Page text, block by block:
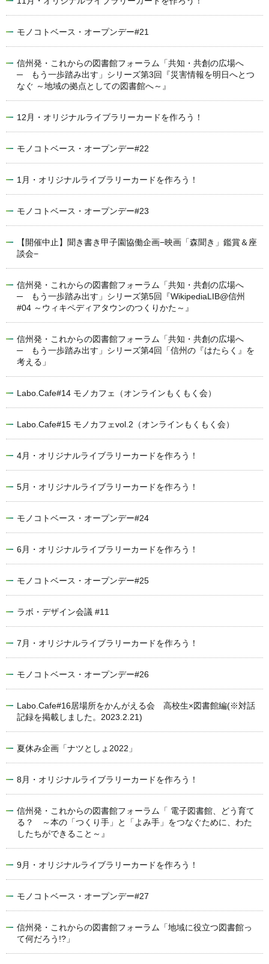
モノコトベース・オープンデー#21
信州発・これからの図書館フォーラム「共知・共創の広場へ
─ もう一歩踏み出す」シリーズ第3回『災害情報を明日へとつ
なぐ ～地域の拠点としての図書館へ～』
12月・オリジナルライブラリーカードを作ろう！
モノコトベース・オープンデー#22
1月・オリジナルライブラリーカードを作ろう！
モノコトベース・オープンデー#23
【開催中止】聞き書き甲子園協働企画−映画「森聞き」鑑賞＆座
談会−
信州発・これからの図書館フォーラム「共知・共創の広場へ
─ もう一歩踏み出す」シリーズ第5回『WikipediaLIB@信州
#04 ～ウィキペディアタウンのつくりかた～』
信州発・これからの図書館フォーラム「共知・共創の広場へ
─ もう一歩踏み出す」シリーズ第4回「信州の『はたらく』を
考える」
Labo.Cafe#14 モノカフェ（オンラインもくもく会）
Labo.Cafe#15 モノカフェvol.2（オンラインもくもく会）
4月・オリジナルライブラリーカードを作ろう！
5月・オリジナルライブラリーカードを作ろう！
モノコトベース・オープンデー#24
6月・オリジナルライブラリーカードを作ろう！
モノコトベース・オープンデー#25
ラボ・デザイン会議 #11
7月・オリジナルライブラリーカードを作ろう！
モノコトベース・オープンデー#26
Labo.Cafe#16居場所をかんがえる会 高校生×図書館編(※対話
記録を掲載しました。2023.2.21)
夏休み企画「ナツとしょ2022」
8月・オリジナルライブラリーカードを作ろう！
信州発・これからの図書館フォーラム「 電子図書館、どう育て
る？ ～本の「つくり手」と「よみ手」をつなぐために、わた
したちができること～』
9月・オリジナルライブラリーカードを作ろう！
モノコトベース・オープンデー#27
信州発・これからの図書館フォーラム「地域に役立つ図書館っ
て何だろう!?」